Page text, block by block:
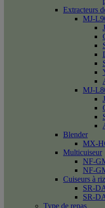
Extracteurs
MJ-
MJ-
Blender
MX-
Multicuiseur
NF-
NF-
Cuiseurs à riz
SR-
SR-
Type de repas